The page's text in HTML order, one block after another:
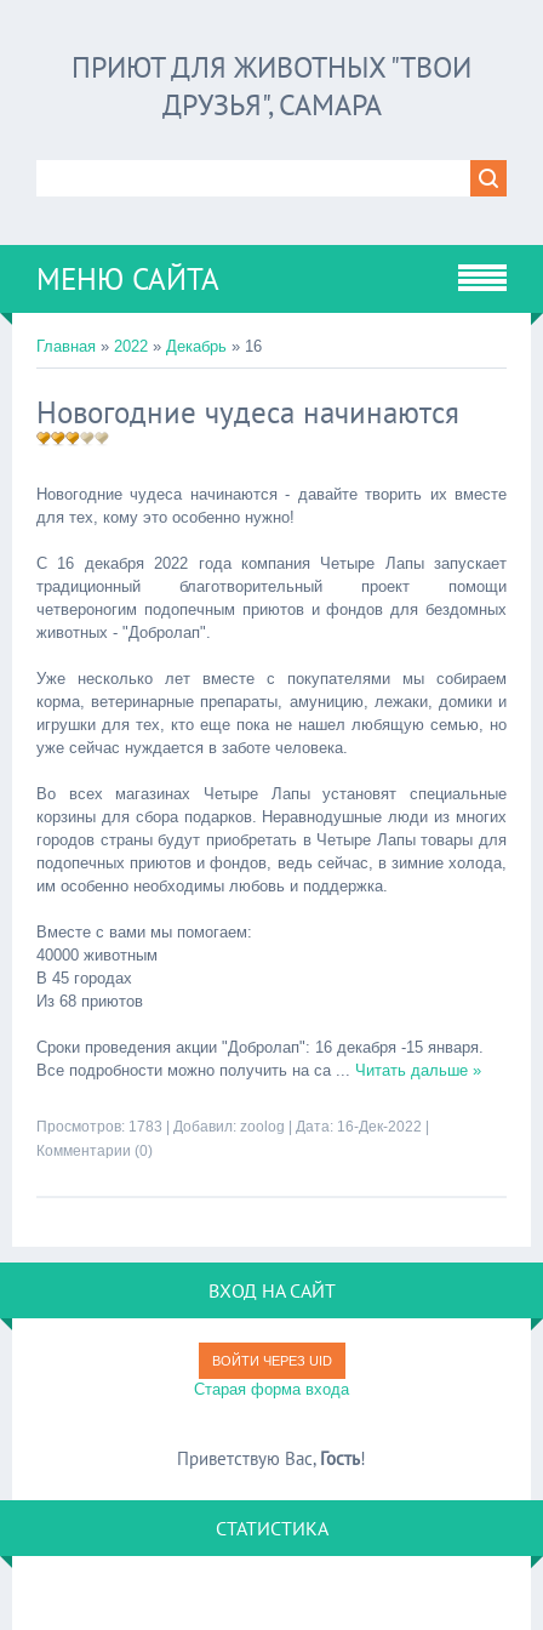
ПРИЮТ ДЛЯ ЖИВОТНЫХ "ТВОИ
ДРУЗЬЯ", САМАРА
МЕНЮ САЙТА
Главная » 2022 » Декабрь » 16
Новогодние чудеса начинаются
Новогодние чудеса начинаются - давайте творить их вместе
для тех, кому это особенно нужно!
С 16 декабря 2022 года компания Четыре Лапы запускает
традиционный благотворительный проект помощи
четвероногим подопечным приютов и фондов для бездомных
животных - "Добролап".
Уже несколько лет вместе с покупателями мы собираем
корма, ветеринарные препараты, амуницию, лежаки, домики и
игрушки для тех, кто еще пока не нашел любящую семью, но
уже сейчас нуждается в заботе человека.
Во всех магазинах Четыре Лапы установят специальные
корзины для сбора подарков. Неравнодушные люди из многих
городов страны будут приобретать в Четыре Лапы товары для
подопечных приютов и фондов, ведь сейчас, в зимние холода,
им особенно необходимы любовь и поддержка.
Вместе с вами мы помогаем:
40000 животным
В 45 городах
Из 68 приютов
Сроки проведения акции "Добролап": 16 декабря -15 января.
Все подробности можно получить на са ... Читать дальше »
Просмотров: 1783 | Добавил: zoolog | Дата: 16-Дек-2022
Комментарии (0)
ВХОД НА САЙТ
ВОЙТИ ЧЕРЕЗ UID
Старая форма входа
Приветствую Вас, Гость!
СТАТИСТИКА